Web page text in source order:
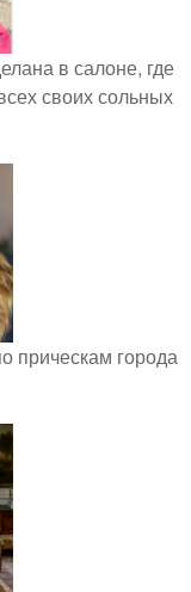
в салоне, где
своих сольных
прическам города